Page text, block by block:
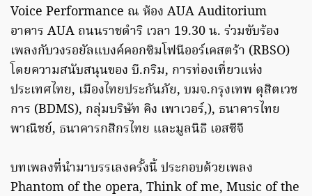
Voice Performance ณ ห้อง AUA Auditorium
อาคาร AUA ถนนราชดำริ เวลา 19.30 น. ร่วมขับร้อง
เพลงกับวงรอยัลแบงค์คอกซิมโฟนีออร์เคสตร้า (RBSO)
โดยความสนับสนุนของ บี.กริม, การท่องเที่ยวแห่ง
ประเทศไทย, เมืองไทยประกันภัย, บมจ.กรุงเทพ ดุสิตเวช
การ (BDMS), กลุ่มบริษัท คิง เพาเวอร์,), ธนาคารไทย
พาณิชย์, ธนาคารกสิกรไทย และมูลนิธิ เอสซีจี
บทเพลงที่นำมาบรรเลงครั้งนี้ ประกอบด้วยเพลง
Phantom of the opera, Think of me, Music of the